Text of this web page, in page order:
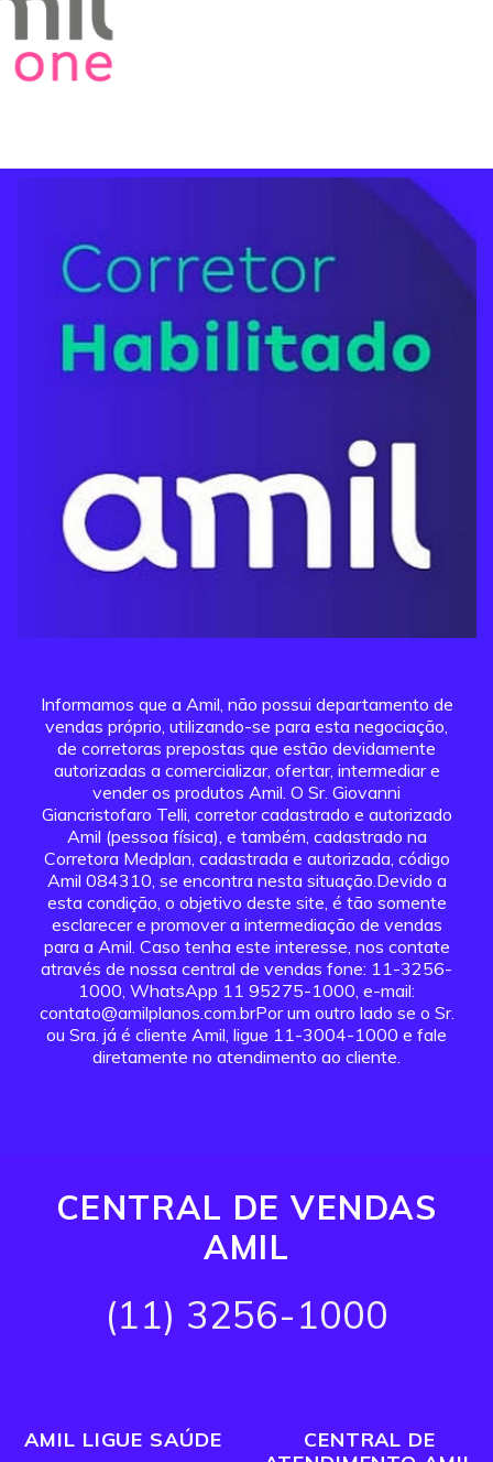
Informamos que a Amil, não possui departamento de
vendas próprio, utilizando-se para esta negociação,
de corretoras prepostas que estão devidamente
autorizadas a comercializar, ofertar, intermediar e
vender os produtos Amil. O Sr. Giovanni
Giancristofaro Telli, corretor cadastrado e autorizado
Amil (pessoa física), e também, cadastrado na
Corretora Medplan, cadastrada e autorizada, código
Amil 084310, se encontra nesta situação.Devido a
esta condição, o objetivo deste site, é tão somente
esclarecer e promover a intermediação de vendas
para a Amil. Caso tenha este interesse, nos contate
através de nossa central de vendas fone: 11-3256-
1000, WhatsApp 11 95275-1000, e-mail:
contato@amilplanos.com.brPor um outro lado se o Sr.
ou Sra. já é cliente Amil, ligue 11-3004-1000 e fale
diretamente no atendimento ao cliente.
CENTRAL DE VENDAS
AMIL
(11) 3256-1000
AMIL LIGUE SAÚDE
CENTRAL DE